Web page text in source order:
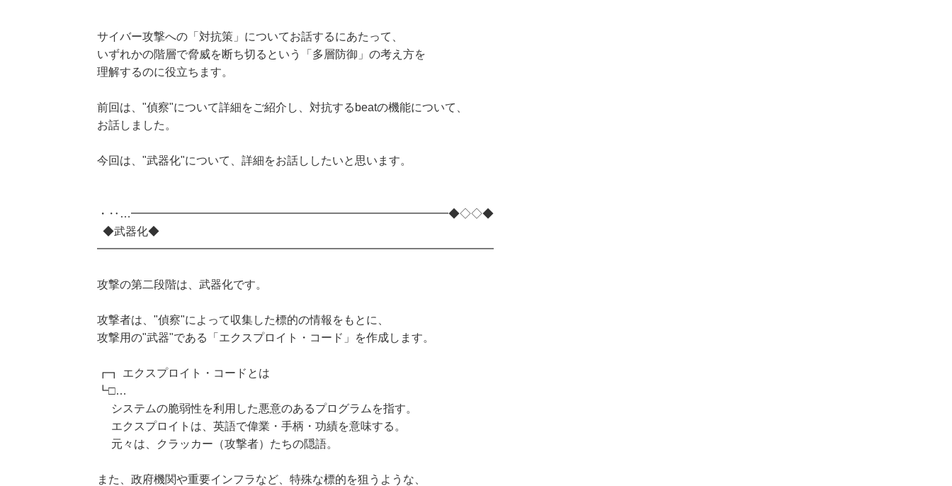
サイバー攻撃への「対抗策」についてお話するにあたって、
いずれかの階層で脅威を断ち切るという「多層防御」の考え方を
理解するのに役立ちます。
前回は、"偵察"について詳細をご紹介し、対抗するbeatの機能について、
お話しました。
今回は、"武器化"について、詳細をお話ししたいと思います。
・‥…━━━━━━━━━━━━━━━━━━━━━━━━━━━━◆◇◇◆
◆武器化◆
━━━━━━━━━━━━━━━━━━━━━━━━━━━━━━━━━━━
攻撃の第二段階は、武器化です。
攻撃者は、"偵察"によって収集した標的の情報をもとに、
攻撃用の"武器"である「エクスプロイト・コード」を作成します。
┏┓ エクスプロイト・コードとは
┗□…
システムの脆弱性を利用した悪意のあるプログラムを指す。
エクスプロイトは、英語で偉業・手柄・功績を意味する。
元々は、クラッカー（攻撃者）たちの隠語。
また、政府機関や重要インフラなど、特殊な標的を狙うような、